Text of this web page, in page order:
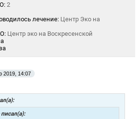
2
лечение: Центр Эко на
Центр эко на Воскресенской
2019, 14:07